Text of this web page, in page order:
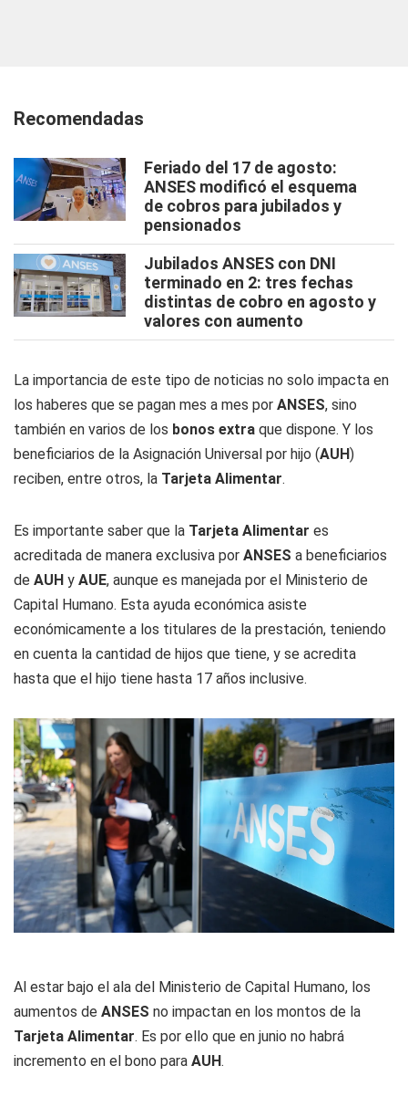
Recomendadas
Feriado del 17 de agosto:
ANSES modificó el esquema
de cobros para jubilados y
pensionados
Jubilados ANSES con DNI
terminado en 2: tres fechas
distintas de cobro en agosto y
valores con aumento
La importancia de este tipo de noticias no solo impacta en
los haberes que se pagan mes a mes por ANSES, sino
también en varios de los bonos extra que dispone. Y los
beneficiarios de la Asignación Universal por hijo (AUH)
reciben, entre otros, la Tarjeta Alimentar.
Es importante saber que la Tarjeta Alimentar es
acreditada de manera exclusiva por ANSES a beneficiarios
de AUH y AUE, aunque es manejada por el Ministerio de
Capital Humano. Esta ayuda económica asiste
económicamente a los titulares de la prestación, teniendo
en cuenta la cantidad de hijos que tiene, y se acredita
hasta que el hijo tiene hasta 17 años inclusive.
Al estar bajo el ala del Ministerio de Capital Humano, los
aumentos de ANSES no impactan en los montos de la
Tarjeta Alimentar. Es por ello que en junio no habrá
incremento en el bono para AUH.